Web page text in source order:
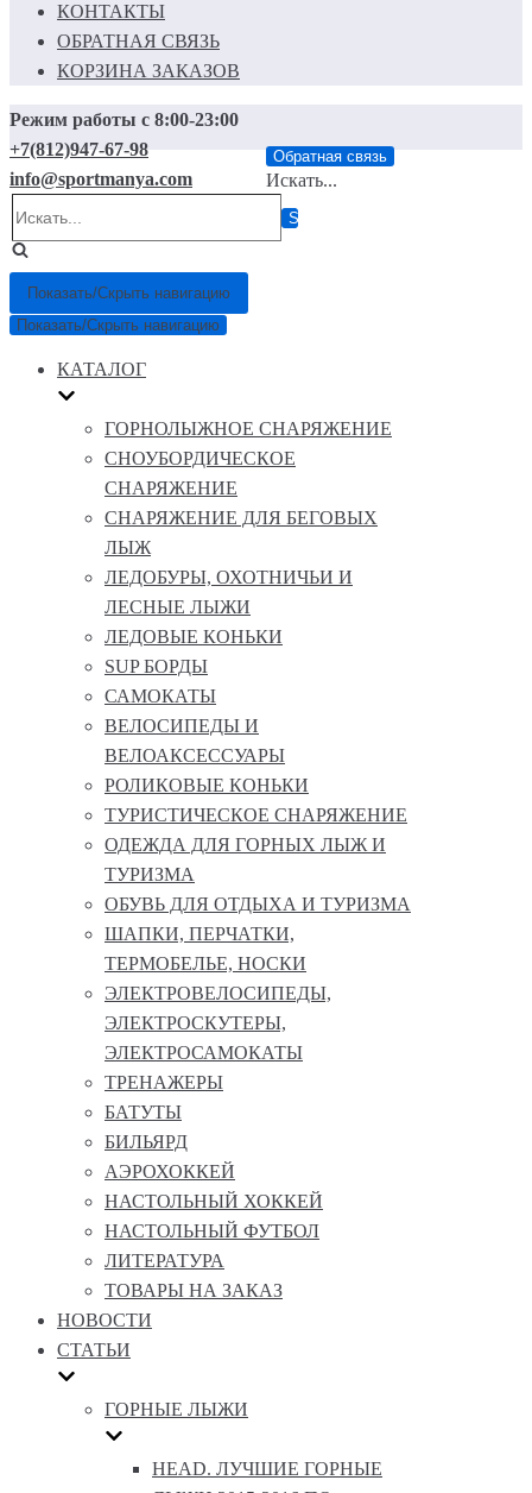
КОНТАКТЫ
ОБРАТНАЯ СВЯЗЬ
КОРЗИНА ЗАКАЗОВ
Режим работы с 8:00-23:00
+7(812)947-67-98
info@sportmanya.com
Обратная связь
Искать...
Показать/Скрыть навигацию
Показать/Скрыть навигацию
КАТАЛОГ
ГОРНОЛЫЖНОЕ СНАРЯЖЕНИЕ
СНОУБОРДИЧЕСКОЕ
СНАРЯЖЕНИЕ
СНАРЯЖЕНИЕ ДЛЯ БЕГОВЫХ
ЛЫЖ
ЛЕДОБУРЫ, ОХОТНИЧЬИ И
ЛЕСНЫЕ ЛЫЖИ
ЛЕДОВЫЕ КОНЬКИ
SUP БОРДЫ
САМОКАТЫ
ВЕЛОСИПЕДЫ И
ВЕЛОАКСЕССУАРЫ
РОЛИКОВЫЕ КОНЬКИ
ТУРИСТИЧЕСКОЕ СНАРЯЖЕНИЕ
ОДЕЖДА ДЛЯ ГОРНЫХ ЛЫЖ И
ТУРИЗМА
ОБУВЬ ДЛЯ ОТДЫХА И ТУРИЗМА
ШАПКИ, ПЕРЧАТКИ,
ТЕРМОБЕЛЬЕ, НОСКИ
ЭЛЕКТРОВЕЛОСИПЕДЫ,
ЭЛЕКТРОСКУТЕРЫ,
ЭЛЕКТРОСАМОКАТЫ
ТРЕНАЖЕРЫ
БАТУТЫ
БИЛЬЯРД
АЭРОХОККЕЙ
НАСТОЛЬНЫЙ ХОККЕЙ
НАСТОЛЬНЫЙ ФУТБОЛ
ЛИТЕРАТУРА
ТОВАРЫ НА ЗАКАЗ
НОВОСТИ
СТАТЬИ
ГОРНЫЕ ЛЫЖИ
HEAD. ЛУЧШИЕ ГОРНЫЕ